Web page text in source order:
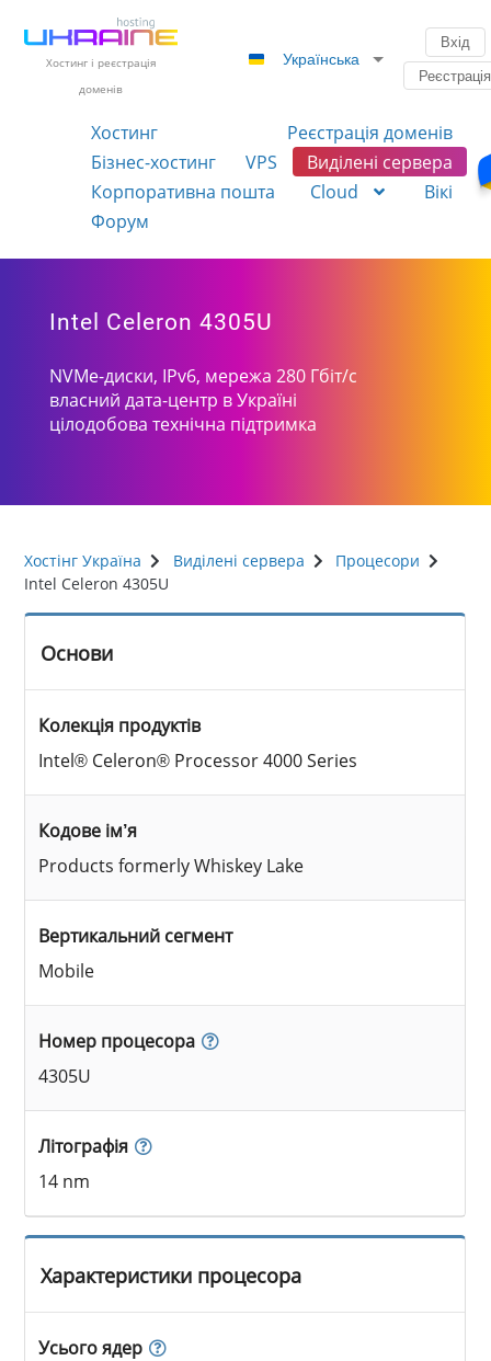
Хостинг і реєстрація
доменів
Українська
Вхід
Реєстрація
Хостинг
Реєстрація доменів
Бізнес-хостинг
VPS
Виділені сервера
Корпоративна пошта
Cloud
Вікі
Форум
Intel Celeron 4305U
NVMe-диски, IPv6, мережа 280 Гбіт/с
власний дата-центр в Україні
цілодобова технічна підтримка
Хостінг Україна Виділені сервера
Процесори
Intel Celeron 4305U
Основи
Колекція продуктів
Intel® Celeron® Processor 4000 Series
Кодове ім’я
Products formerly Whiskey Lake
Вертикальний сегмент
Mobile
Номер процесора
4305U
Літографія
14 nm
Характеристики процесора
Усього ядер